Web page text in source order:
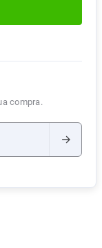
compra.